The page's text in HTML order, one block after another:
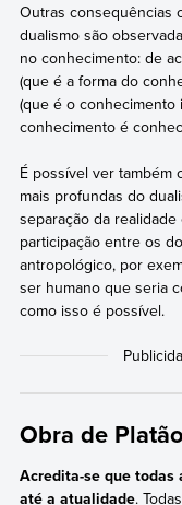
Outras consequências
dualismo são
no conhecimento: de
(que é a forma do
(que é o conhecimento
conhecimento é
É possível ver também
mais profundas do
separação da
participação entre os
antropológico, por
ser humano que seria
como isso é possível.
Obra de Platão
Acredita-se que todas
até a atualidade.